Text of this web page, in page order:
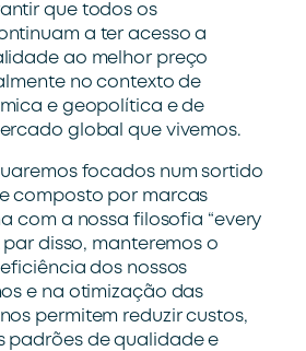
que todos os
am a ter acesso a
ao melhor preço
no contexto de
e geopolítica e de
global que vivemos.
focados num sortido
composto por marcas
com a nossa filosofia “every
par disso, manteremoso
eficiência dos nossos
e na otimização das
permitem reduzir custos,
padrões de qualidadee